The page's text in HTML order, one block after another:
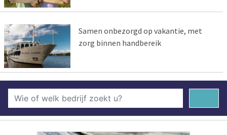
Samen onbezorgd op vakantie, met
zorg binnen handbereik